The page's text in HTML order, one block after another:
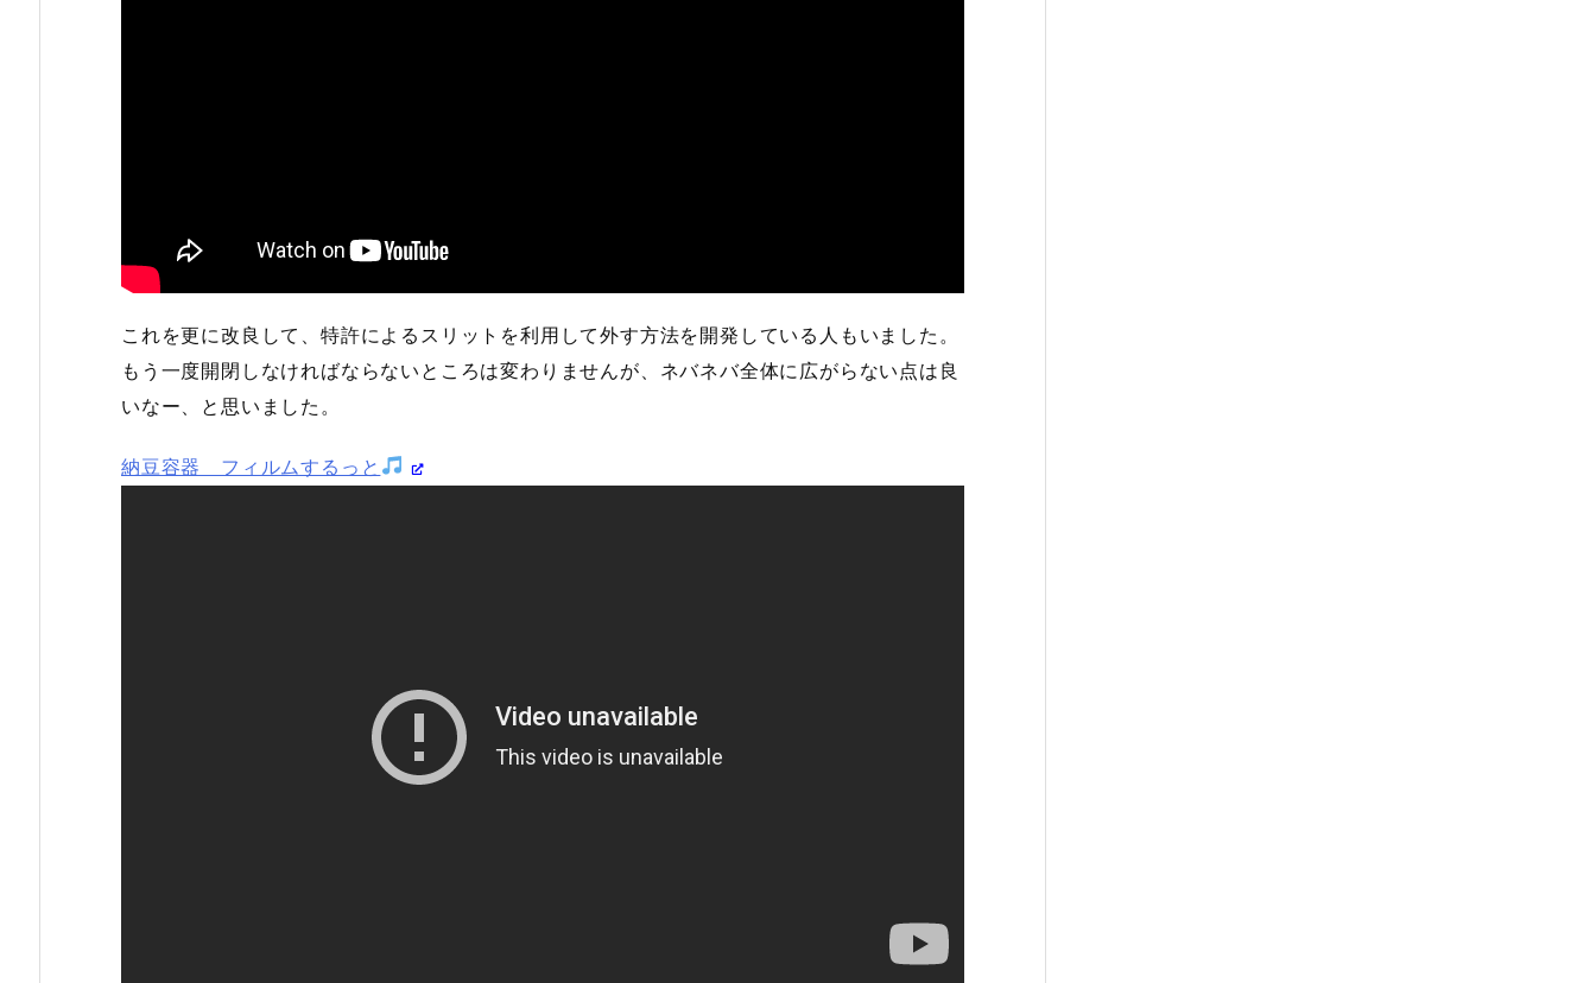
これを更に改良して、特許によるスリットを利用して外す方法を開発している人もいました。
もう一度開閉しなければならないところは変わりませんが、ネバネバ全体に広がらない点は良
いなー、と思いました。
納豆容器 フィルムするっと